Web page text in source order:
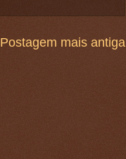
Postagem mais antiga